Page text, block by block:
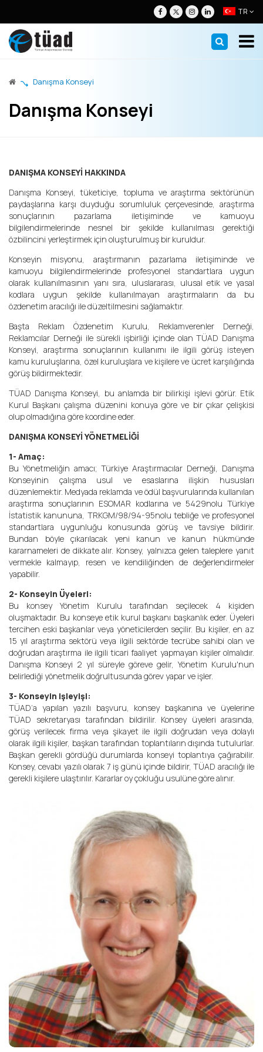
TR
Nezih H. Neyzi
Araştırma Neden Önemlidir?
Yönetim
Tüzük ve Yönetmelikler
ESOMAR Kodları
Danışma Konseyi
Çalışma Komiteleri
Profesyonel Kadro
Tüzel Üye Araştırma Firmaları
Tüzel Üye Veri Toplama Firmaları
Bireysel Üyelerimiz
Onur Üyelerimiz
ESOMAR &ICC Uluslararası Meslek ve Etik Kodlar Kılavuzu 2025
ISO:20252 ve GAB 2.0 (2024) Entegre Denetim
ISO:20252
GAB 2.0 Kılavuzu
ISO-20252 Belgeli Üyeler
Eğitim
TÜAD Akademi
Yetkin Araştırma Sertifika Programı
Araştırmalar
SES 2025
Etkinlikler
29. Araştırma Zirvesi 7 Mayıs'ta Raffles Otel'de!
IMRD
Basın & Duyurular
Bizden Haberler
Basın Bültenleri
Medya Yansımaları
İletişim
Bize Ulaşın
Sıkça Sorulan Sorular
Danışma Konseyi
Danışma Konseyi
DANIŞMA KONSEYİ HAKKINDA
Danışma Konseyi, tüketiciye, topluma ve araştırma sektörünün
paydaşlarına karşı duyduğu sorumluluk çerçevesinde, araştırma
sonuçlarının pazarlama iletişiminde ve kamuoyu
bilgilendirmelerinde nesnel bir şekilde kullanılması gerektiği
özbilincini yerleştirmek için oluşturulmuş bir kuruldur.
Konseyin misyonu, araştırmanın pazarlama iletişiminde ve
kamuoyu bilgilendirmelerinde profesyonel standartlara uygun
olarak kullanılmasının yanı sıra, uluslararası, ulusal etik ve yasal
kodlara uygun şekilde kullanılmayan araştırmaların da bu
özdenetim aracılığı ile düzeltilmesini sağlamaktır.
Başta Reklam Özdenetim Kurulu, Reklamverenler Derneği,
Reklamcılar Derneği ile sürekli işbirliği içinde olan TÜAD Danışma
Konseyi, araştırma sonuçlarının kullanımı ile ilgili görüş isteyen
kamu kuruluşlarına, özel kuruluşlara ve kişilere ve ücret karşılığında
görüş bildirmektedir.
TÜAD Danışma Konseyi, bu anlamda bir bilirkişi işlevi görür. Etik
Kurul Başkanı çalışma düzenini konuya göre ve bir çıkar çelişkisi
olup olmadığına göre koordine eder.
DANIŞMA KONSEYİ YÖNETMELİĞİ
1- Amaç:
Bu Yönetmeliğin amacı; Türkiye Araştırmacılar Derneği, Danışma
Konseyinin çalışma usul ve esaslarına ilişkin hususları
düzenlemektir. Medyada reklamda ve ödül başvurularında kullanılan
araştırma sonuçlarının ESOMAR kodlarına ve 5429nolu Türkiye
İstatistik kanununa, TRKGM/98/94-95nolu tebliğe ve profesyonel
standartlara uygunluğu konusunda görüş ve tavsiye bildirir.
Bundan böyle çıkarılacak yeni kanun ve kanun hükmünde
kararnameleri de dikkate alır. Konsey, yalnızca gelen taleplere yanıt
vermekle kalmayıp, resen ve kendiliğinden de değerlendirmeler
yapabilir.
2- Konseyin Üyeleri:
Bu konsey Yönetim Kurulu tarafından seçilecek 4 kişiden
oluşmaktadır. Bu konseye etik kurul başkanı başkanlık eder. Üyeleri
tercihen eski başkanlar veya yöneticilerden seçilir. Bu kişiler, en az
15 yıl araştırma sektörü veya ilgili sektörde tecrübe sahibi olan ve
doğrudan araştırma ile ilgili ticari faaliyet yapmayan kişiler olmalıdır.
Danışma Konseyi 2 yıl süreyle göreve gelir, Yönetim Kurulu'nun
belirlediği yönetmelik doğrultusunda görev yapar ve işler.
3- Konseyin işleyişi:
TÜAD’a yapılan yazılı başvuru, konsey başkanına ve üyelerine
TÜAD sekretaryası tarafından bildirilir. Konsey üyeleri arasında,
görüş verilecek firma veya şikayet ile ilgili doğrudan veya dolaylı
olarak ilgili kişiler, başkan tarafından toplantıların dışında tutulurlar.
Başkan gerekli gördüğü durumlarda konseyi toplantıya çağırabilir.
Konsey, cevabı yazılı olarak 7 iş günü içinde bildirir, TÜAD aracılığı ile
gerekli kişilere ulaştırılır. Kararlar oy çokluğu usulüne göre alınır.